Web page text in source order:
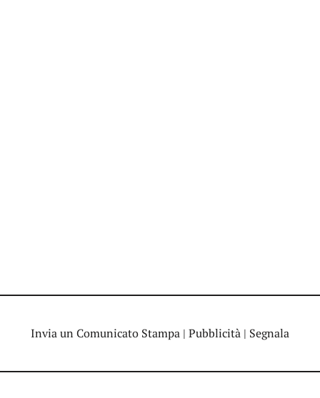
Invia un Comunicato Stampa | Pubblicità | Segnala